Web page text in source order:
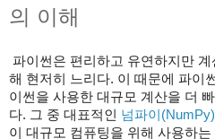
의 이해
파이썬은 편리하고 유연하지만
해 현저히 느리다. 이 때문에 파이
이썬을 사용한 대규모 계산을 더
다. 그 중 대표적인 넘파이(NumPy)
이 대규모 컴퓨팅을 위해 사용하